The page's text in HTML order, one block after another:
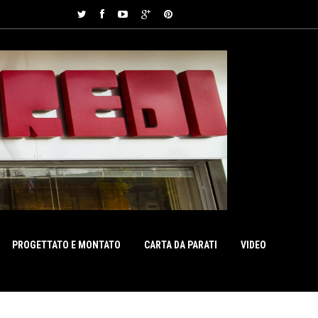
PROGETTATO E MONTATO CARTA DA PARATI VIDEO